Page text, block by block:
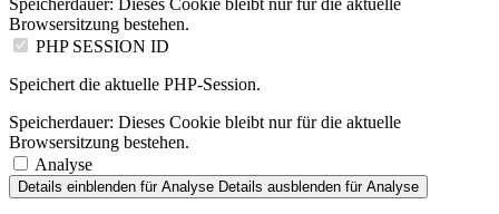
Browsersitzung bestehen.
PHP SESSION ID
Speichert die aktuelle PHP-Session.
Speicherdauer: Dieses Cookie bleibt nur für die aktuelle
Browsersitzung bestehen.
Analyse
Details einblenden für Analyse Details ausblenden für Analyse